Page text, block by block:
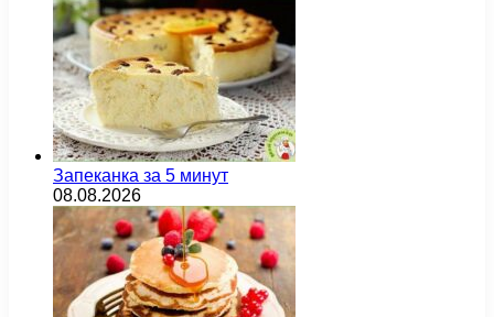
Запеканка за 5 минут
08.08.2026